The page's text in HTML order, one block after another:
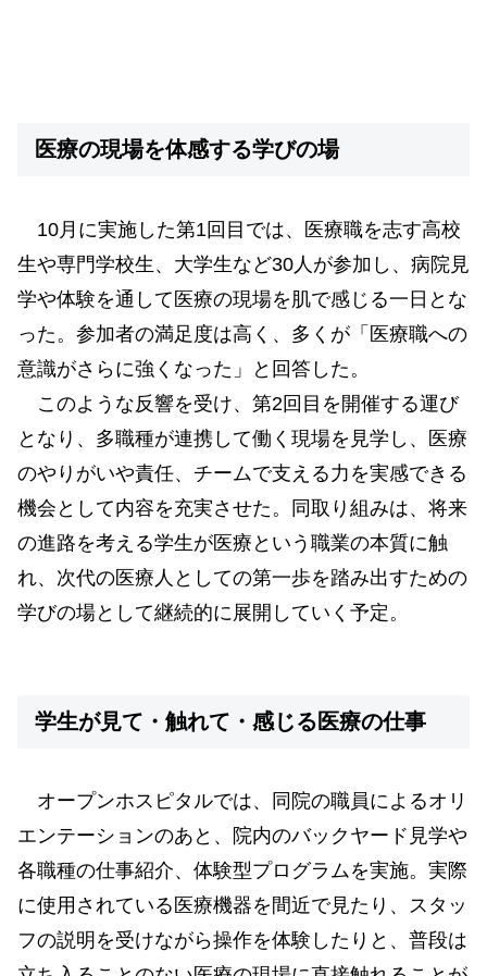
医療の現場を体感する学びの場
10月に実施した第1回目では、医療職を志す高校
生や専門学校生、大学生など30人が参加し、病院見
学や体験を通して医療の現場を肌で感じる一日とな
った。参加者の満足度は高く、多くが「医療職への
意識がさらに強くなった」と回答した。
このような反響を受け、第2回目を開催する運び
となり、多職種が連携して働く現場を見学し、医療
のやりがいや責任、チームで支える力を実感できる
機会として内容を充実させた。同取り組みは、将来
の進路を考える学生が医療という職業の本質に触
れ、次代の医療人としての第一歩を踏み出すための
学びの場として継続的に展開していく予定。
学生が見て・触れて・感じる医療の仕事
オープンホスピタルでは、同院の職員によるオリ
エンテーションのあと、院内のバックヤード見学や
各職種の仕事紹介、体験型プログラムを実施。実際
に使用されている医療機器を間近で見たり、スタッ
フの説明を受けながら操作を体験したりと、普段は